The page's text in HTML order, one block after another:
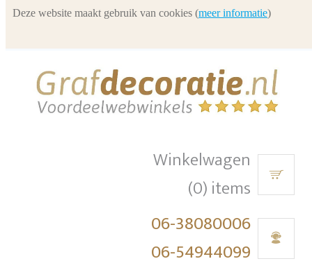
Winkelwagen
(0) items
06-38080006
06-54944099
Deze website maakt gebruik van cookies (meer informatie)